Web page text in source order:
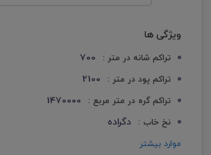
ویژگی ها
تراکم شانه در متر : 700
تراکم پود در متر : 2100
تراکم گره در متر مربع : 1470000
نخ خاب : دگراده
موارد بیشتر